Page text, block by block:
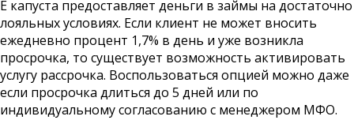
Е капуста предоставляет деньги в займы на достаточно
лояльных условиях. Если клиент не может вносить
ежедневно процент 1,7% в день и уже возникла
просрочка, то существует возможность активировать
услугу рассрочка. Воспользоваться опцией можно даже
если просрочка длиться до 5 дней или по
индивидуальному согласованию с менеджером МФО.